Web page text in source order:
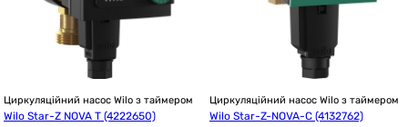
Циркуляційний насос Wilo з таймером
Wilo Star-Z NOVA T (4222650)
Циркуляційний насос Wilo з таймером
Wilo Star-Z-NOVA-C (4132762)